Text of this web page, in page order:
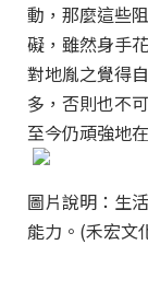
動，那麼這些
礙，雖然身手
對地胤之覺得
多，否則也不
至今仍頑強地
圖片說明：生
能力。(禾宏文